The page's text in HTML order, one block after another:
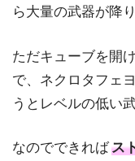
ら大量の武器が降
ただキューブを開
で、ネクロタフェ
うとレベルの低い
なのでできればス